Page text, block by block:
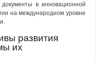
в инновационной
на международном уровне
развития
их